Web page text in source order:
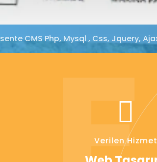
CMS Php, Mysql , Css, Jquery,
Verilen Hizmet